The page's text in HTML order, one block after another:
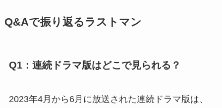
Q&Aで振り返るラストマン
Q1：連続ドラマ版はどこで見られる？
2023年4月から6月に放送された連続ドラマ版は、